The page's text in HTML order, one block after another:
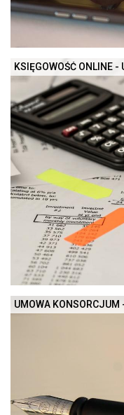
KSIĘGOWOŚĆ ONLINE -
UMOWA KONSORCJUM